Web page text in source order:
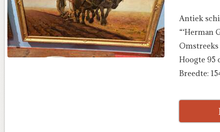
Antiek
“‘Herman
Omstreeks
Hoogte 95
Breedte: